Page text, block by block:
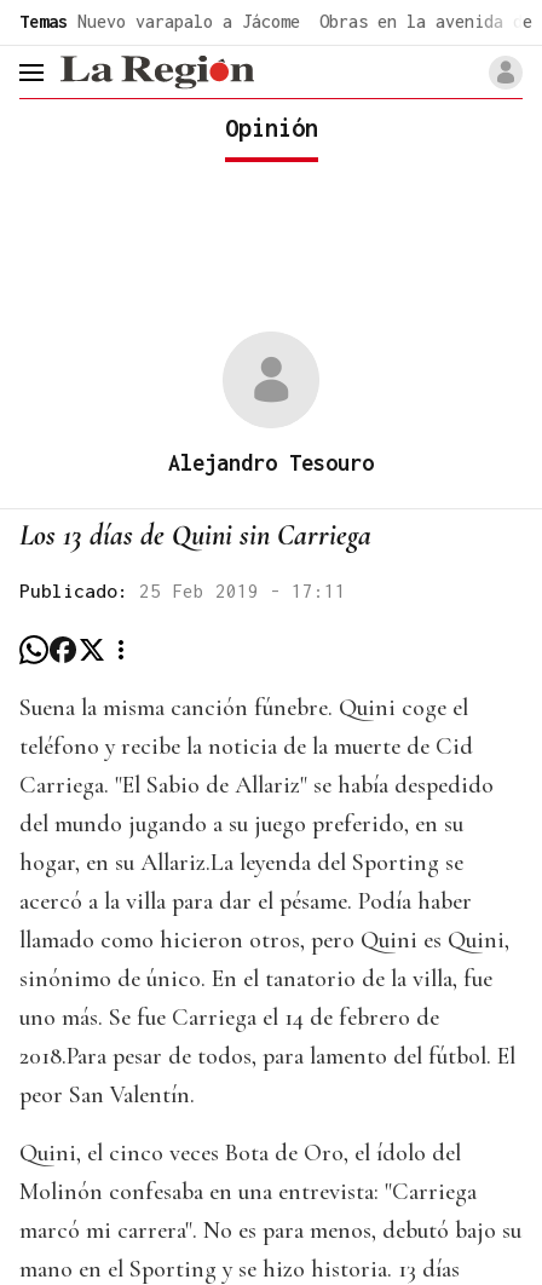
Temas Nuevo varapalo a Jácome Obras en la avenida de
header.menu.open
Opinión
Alejandro Tesouro
Los 13 días de Quini sin Carriega
Publicado: 25 Feb 2019 - 17:11
Suena la misma canción fúnebre. Quini coge el
teléfono y recibe la noticia de la muerte de Cid
Carriega. "El Sabio de Allariz" se había despedido
del mundo jugando a su juego preferido, en su
hogar, en su Allariz.La leyenda del Sporting se
acercó a la villa para dar el pésame. Podía haber
llamado como hicieron otros, pero Quini es Quini,
sinónimo de único. En el tanatorio de la villa, fue
uno más. Se fue Carriega el 14 de febrero de
2018.Para pesar de todos, para lamento del fútbol. El
peor San Valentín.
Quini, el cinco veces Bota de Oro, el ídolo del
Molinón confesaba en una entrevista: "Carriega
marcó mi carrera". No es para menos, debutó bajo su
mano en el Sporting y se hizo historia. 13 días